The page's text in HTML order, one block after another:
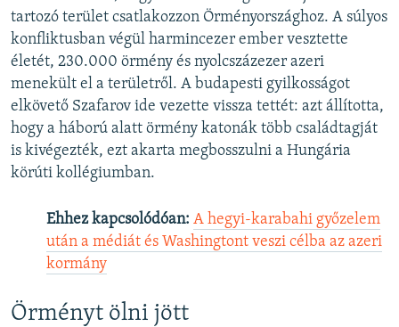
tartozó terület csatlakozzon Örményországhoz. A súlyos
konfliktusban végül harmincezer ember vesztette
életét, 230.000 örmény és nyolcszázezer azeri
menekült el a területről. A budapesti gyilkosságot
elkövető Szafarov ide vezette vissza tettét: azt állította,
hogy a háború alatt örmény katonák több családtagját
is kivégezték, ezt akarta megbosszulni a Hungária
körúti kollégiumban.
Ehhez kapcsolódóan: A hegyi-karabahi győzelem
után a médiát és Washingtont veszi célba az azeri
kormány
Örményt ölni jött